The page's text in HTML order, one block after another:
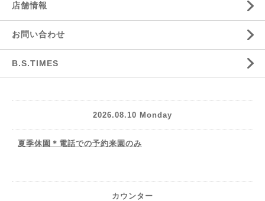
店舗情報
お問い合わせ
B.S.TIMES
2026.08.10 Monday
夏季休園＊電話での予約来園のみ
カウンター